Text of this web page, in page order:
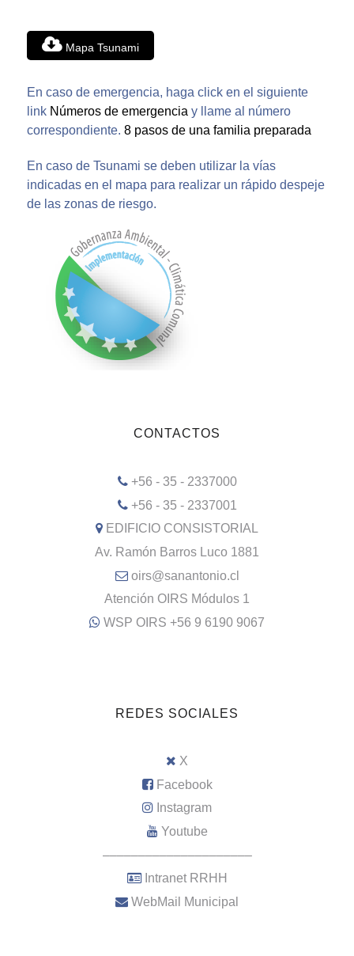
Mapa Tsunami
En caso de emergencia, haga click en el siguiente
link Números de emergencia y llame al número
correspondiente. 8 pasos de una familia preparada
En caso de Tsunami se deben utilizar la vías
indicadas en el mapa para realizar un rápido despeje
de las zonas de riesgo.
CONTACTOS
+56 - 35 - 2337000
+56 - 35 - 2337001
EDIFICIO CONSISTORIAL
Av. Ramón Barros Luco 1881
oirs@sanantonio.cl
Atención OIRS Módulos 1
WSP OIRS +56 9 6190 9067
REDES SOCIALES
X
Facebook
Instagram
Youtube
–––––––––––––––––––––
Intranet RRHH
WebMail Municipal